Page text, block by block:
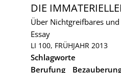
DIE
Über Nichtgreifbares
Essay
LI 100, FRÜHJAHR 2013
Schlagworte
Berufung